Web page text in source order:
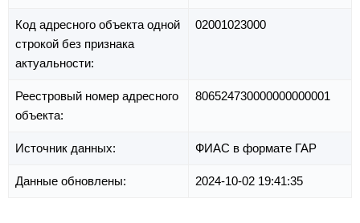
Код адресного объекта одной
строкой без признака
актуальности:
02001023000
Реестровый номер адресного
объекта:
806524730000000000001
Источник данных: ФИАС в формате ГАР
Данные обновлены: 2024-10-02 19:41:35